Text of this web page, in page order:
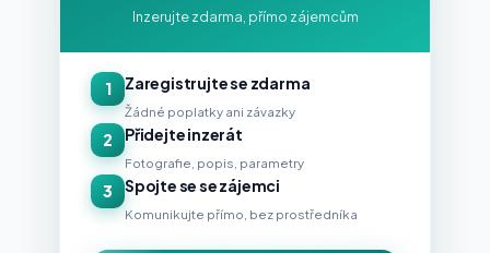
Inzerujte zdarma, přímo zájemcům
1 Zaregistrujte se zdarma
Žádné poplatky ani závazky
2 Přidejte inzerát
Fotografie, popis, parametry
3 Spojte se se zájemci
Komunikujte přímo, bez prostředníka